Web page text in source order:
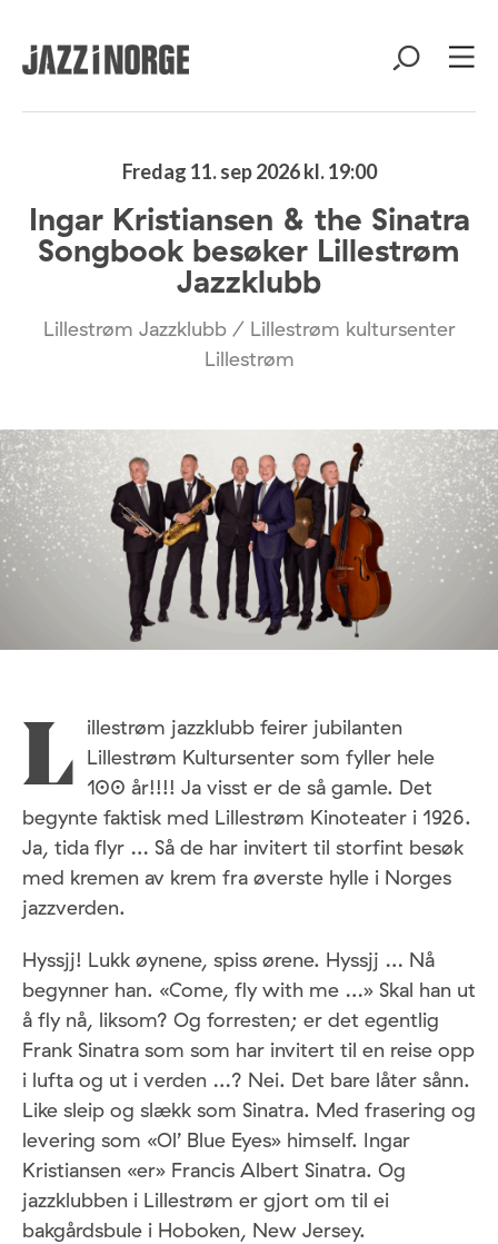
Fredag 11. sep 2026 kl. 19:00
Ingar Kristiansen & the Sinatra
Songbook besøker Lillestrøm
Jazzklubb
Lillestrøm Jazzklubb / Lillestrøm kultursenter
Lillestrøm
L illestrøm jazzklubb feirer jubilanten
Lillestrøm Kultursenter som fyller hele
100 år!!!! Ja visst er de så gamle. Det
begynte faktisk med Lillestrøm Kinoteater i 1926.
Ja, tida flyr … Så de har invitert til storfint besøk
med kremen av krem fra øverste hylle i Norges
jazzverden.
Hyssjj! Lukk øynene, spiss ørene. Hyssjj … Nå
begynner han. «Come, fly with me …» Skal han ut
å fly nå, liksom? Og forresten; er det egentlig
Frank Sinatra som som har invitert til en reise opp
i lufta og ut i verden …? Nei. Det bare låter sånn.
Like sleip og slækk som Sinatra. Med frasering og
levering som «Ol’ Blue Eyes» himself. Ingar
Kristiansen «er» Francis Albert Sinatra. Og
jazzklubben i Lillestrøm er gjort om til ei
bakgårdsbule i Hoboken, New Jersey.